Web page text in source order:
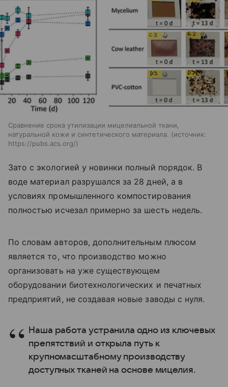
Сравнение срока утилизации мицелиальной ткани,
натуральной кожи и синтетического материала.
источник:
https://pubs.acs.org/
Зато с экологией у новинки полный порядок. В
воде материал разрушался за 28 дней, а в
условиях промышленного компостирования
полностью исчезал примерно за шесть недель.
По словам авторов, дополнительным плюсом
является то, что производство можно
организовать на уже существующем
оборудовании биотехнологических и печатных
предприятий, не создавая новые заводы с нуля.
Наша работа устранила одно из ключевых
препятствий и открыла путь к
крупномасштабному производству
доступных тканей на основе мицелия.